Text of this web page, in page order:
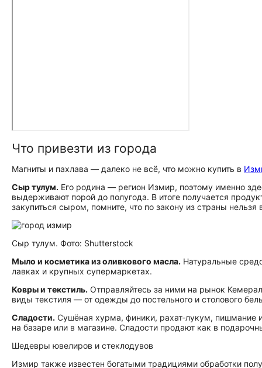
Что привезти из города
Магниты и пахлава — далеко не всё, что можно купить в
Сыр тулум. Его родина — регион Измир, поэтому именно
выдерживают порой до полугода. В итоге получается
закупиться сыром, помните, что по закону из страны
Сыр тулум. Фото: Shutterstock
Мыло и косметика из оливкового масла. Натуральные
лавках и крупных супермаркетах.
Ковры и текстиль. Отправляйтесь за ними на рынок
виды текстиля — от одежды до постельного и столового
Сладости. Сушёная хурма, финики, рахат‑лукум, пишмание
на базаре или в магазине. Сладости продают как в
Шедевры ювелиров и стеклодувов
Измир также известен богатыми традициями обработки